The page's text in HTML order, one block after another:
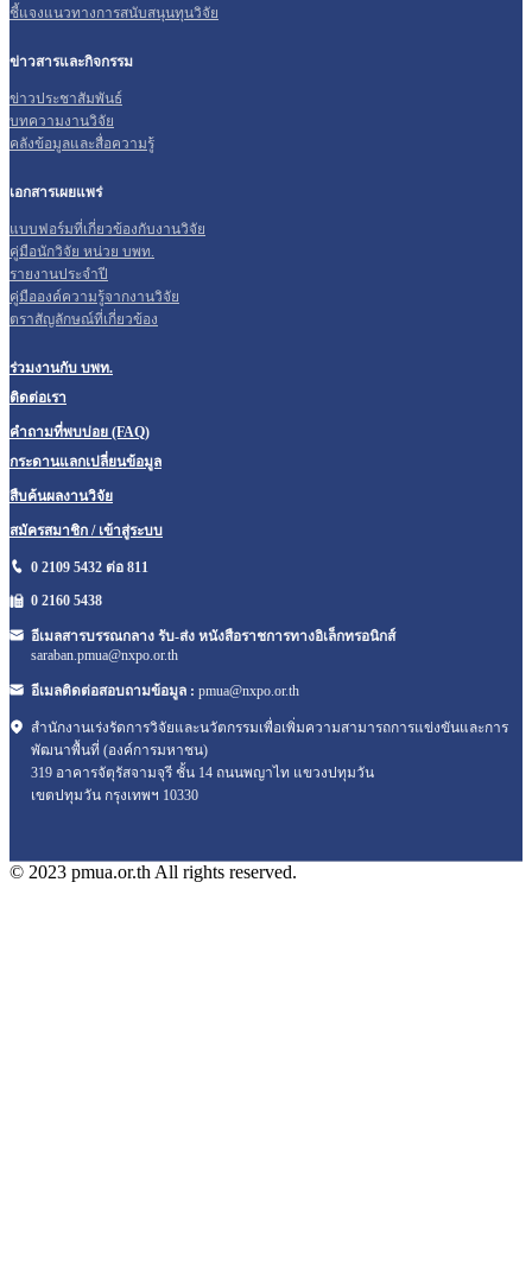
ชี้แจงแนวทางการสนับสนุนทุนวิจัย
ข่าวสารและกิจกรรม
ข่าวประชาสัมพันธ์
บทความงานวิจัย
คลังข้อมูลและสื่อความรู้
เอกสารเผยแพร่
แบบฟอร์มที่เกี่ยวข้องกับงานวิจัย
คู่มือนักวิจัย หน่วย บพท.
รายงานประจำปี
คู่มือองค์ความรู้จากงานวิจัย
ตราสัญลักษณ์ที่เกี่ยวข้อง
ร่วมงานกับ บพท.
ติดต่อเรา
คำถามที่พบบ่อย (FAQ)
กระดานแลกเปลี่ยนข้อมูล
สืบค้นผลงานวิจัย
สมัครสมาชิก / เข้าสู่ระบบ
0 2109 5432 ต่อ 811
0 2160 5438
อีเมลสารบรรณกลาง รับ-ส่ง หนังสือราชการทางอิเล็กทรอนิกส์
saraban.pmua@nxpo.or.th
อีเมลติดต่อสอบถามข้อมูล : pmua@nxpo.or.th
สำนักงานเร่งรัดการวิจัยและนวัตกรรมเพื่อเพิ่มความสามารถการแข่งขันและการ
พัฒนาพื้นที่ (องค์การมหาชน)
319 อาคารจัตุรัสจามจุรี ชั้น 14 ถนนพญาไท แขวงปทุมวัน
เขตปทุมวัน กรุงเทพฯ 10330
© 2023 pmua.or.th All rights reserved.